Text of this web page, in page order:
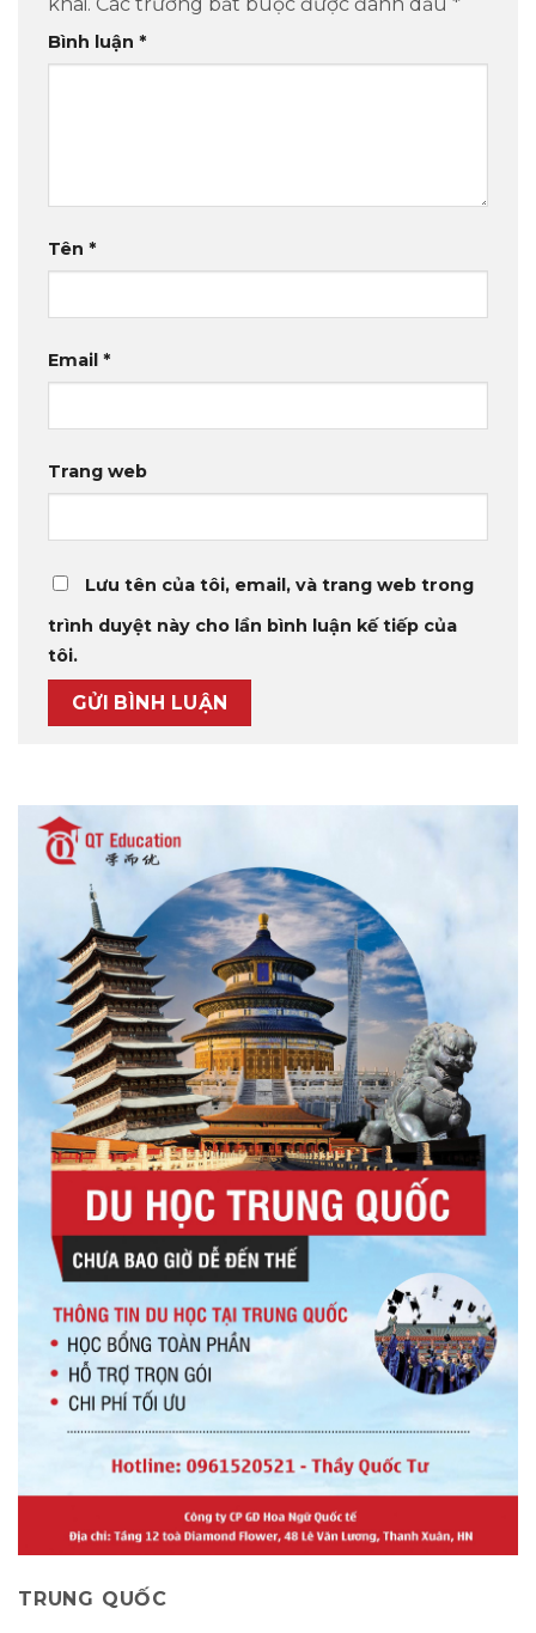
khai. Các trường bắt buộc được đánh dấu *
Bình luận *
Tên *
Email *
Trang web
Lưu tên của tôi, email, và trang web trong
trình duyệt này cho lần bình luận kế tiếp của
tôi.
TRUNG QUỐC